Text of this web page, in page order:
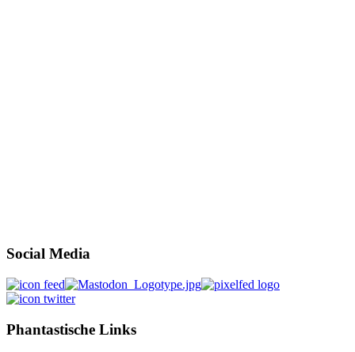
Social Media
Phantastische Links